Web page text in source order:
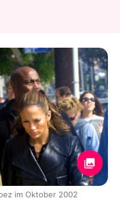
im Oktober 2002